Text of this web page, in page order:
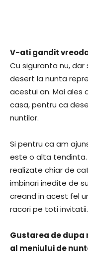
V-ati gandit
Cu siguranta nu,
desert la nunta
acestui an. Mai
casa, pentru ca
nuntilor.
Si pentru ca am
este o alta
realizate chiar de
imbinari inedite de
creand in acest fel
racori pe toti invitatii.
Gustarea de dupa
al meniului de